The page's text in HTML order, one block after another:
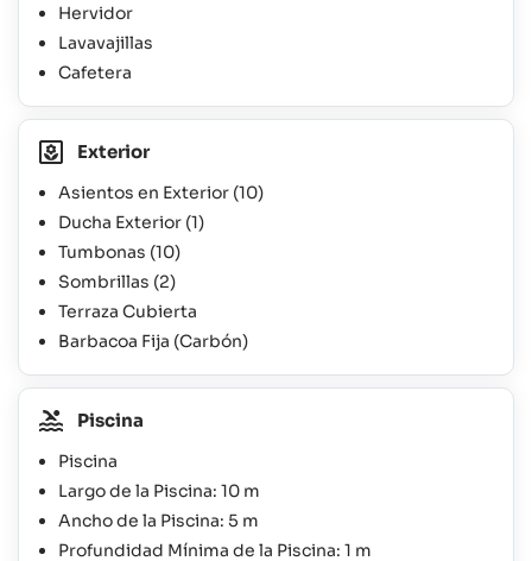
Hervidor
Lavavajillas
Cafetera
Exterior
Asientos en Exterior (10)
Ducha Exterior (1)
Tumbonas (10)
Sombrillas (2)
Terraza Cubierta
Barbacoa Fija (Carbón)
Piscina
Piscina
Largo de la Piscina: 10 m
Ancho de la Piscina: 5 m
Profundidad Mínima de la Piscina: 1 m